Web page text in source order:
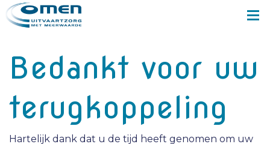
Bedankt voor uw
terugkoppeling
Hartelijk dank dat u de tijd heeft genomen om uw